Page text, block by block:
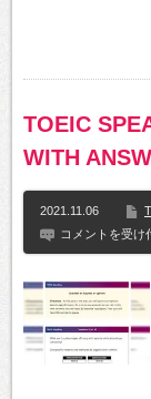
TOEIC
WITH
2021.11.06
TOEIC
10
-2021/2022
ANSWER
は
コメントを受け